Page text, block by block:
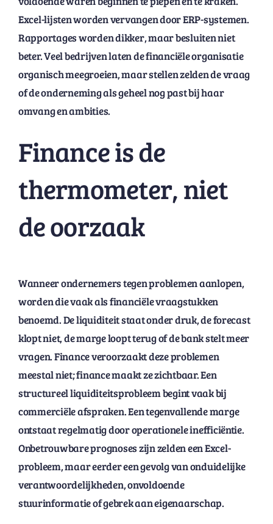
Excel-lijsten worden vervangen door ERP-systemen.
Rapportages worden dikker, maar besluiten niet
beter. Veel bedrijven laten de financiële organisatie
organisch meegroeien, maar stellen zelden de vraag
of de onderneming als geheel nog past bij haar
omvang en ambities.
Finance is de
thermometer, niet
de oorzaak
Wanneer ondernemers tegen problemen aanlopen,
worden die vaak als financiële vraagstukken
benoemd. De liquiditeit staat onder druk, de forecast
klopt niet, de marge loopt terug of de bank stelt meer
vragen. Finance veroorzaakt deze problemen
meestal niet; finance maakt ze zichtbaar. Een
structureel liquiditeitsprobleem begint vaak bij
commerciële afspraken. Een tegenvallende marge
ontstaat regelmatig door operationele inefficiëntie.
Onbetrouwbare prognoses zijn zelden een Excel-
probleem, maar eerder een gevolg van onduidelijke
verantwoordelijkheden, onvoldoende
stuurinformatie of gebrek aan eigenaarschap.